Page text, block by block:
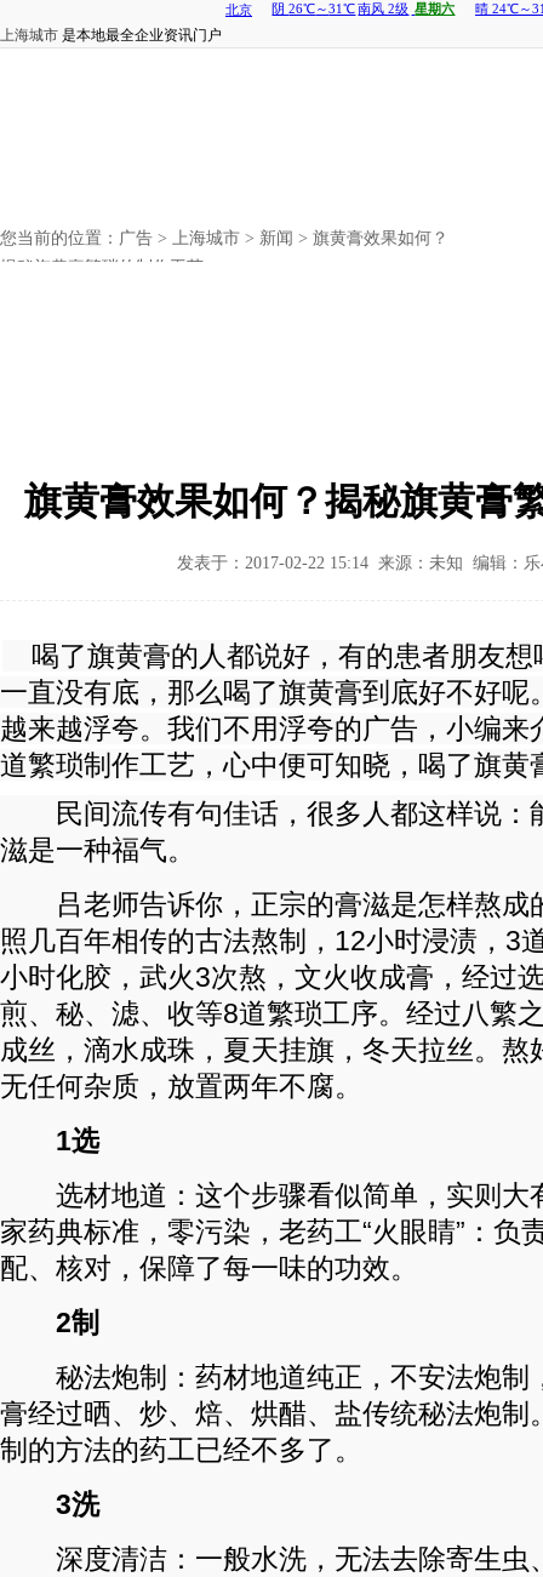
上海城市 是本地最全企业资讯门户
您当前的位置： 广告 > 上海城市 > 新闻 > 旗黄膏效果如何？
揭秘旗黄膏繁琐的制作工艺
旗黄膏效果如何？揭秘旗黄膏
发表于：2017-02-22 15:14 来源：未知 编辑：
喝了旗黄膏的人都说好，有的患者朋友想
一直没有底，那么喝了旗黄膏到底好不好呢
越来越浮夸。我们不用浮夸的广告，小编来
道繁琐制作工艺，心中便可知晓，喝了旗黄
民间流传有句佳话，很多人都这样说：
滋是一种福气。
吕老师告诉你，正宗的膏滋是怎样熬成
照几百年相传的古法熬制，12小时浸渍，3
小时化胶，武火3次熬，文火收成膏，经过
煎、秘、滤、收等8道繁琐工序。经过八繁
成丝，滴水成珠，夏天挂旗，冬天拉丝。熬
无任何杂质，放置两年不腐。
1选
选材地道：这个步骤看似简单，实则大
家药典标准，零污染，老药工“火眼睛”：负
配、核对，保障了每一味的功效。
2制
秘法炮制：药材地道纯正，不安法炮制
膏经过晒、炒、焙、烘醋、盐传统秘法炮制
制的方法的药工已经不多了。
3洗
深度清洁：一般水洗，无法去除寄生虫